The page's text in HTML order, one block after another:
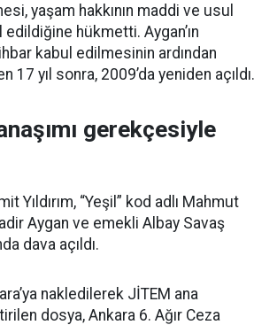
yaşam hakkının maddi ve usul
edildiğine hükmetti. Aygan’ın
ihbar kabul edilmesinin ardından
17 yıl sonra, 2009’da yeniden açıldı.
gerekçesiyle
Yıldırım, “Yeşil” kod adlı Mahmut
Aygan ve emekli Albay Savaş
dava açıldı.
nakledilerek JİTEM ana
dosya, Ankara 6. Ağır Ceza